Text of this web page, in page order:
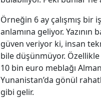
Örneğin 6 ay çalışmış bir
anlamına geliyor.
güven veriyor ki, insan
bile düşünmüyor.
10 bin euro meblağı
Yunanistan’da gönül
gibi gelir.